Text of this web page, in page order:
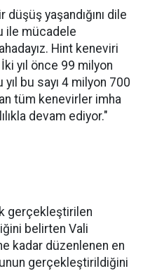
yaşandığını dile
ile mücadele
Hint keneviri
yıl önce 99 milyon
bu sayı 4 milyon 700
tüm kenevirler imha
devam ediyor."
gerçekleştirilen
belirten Vali
kadar düzenlenen en
gerçekleştirildiğini